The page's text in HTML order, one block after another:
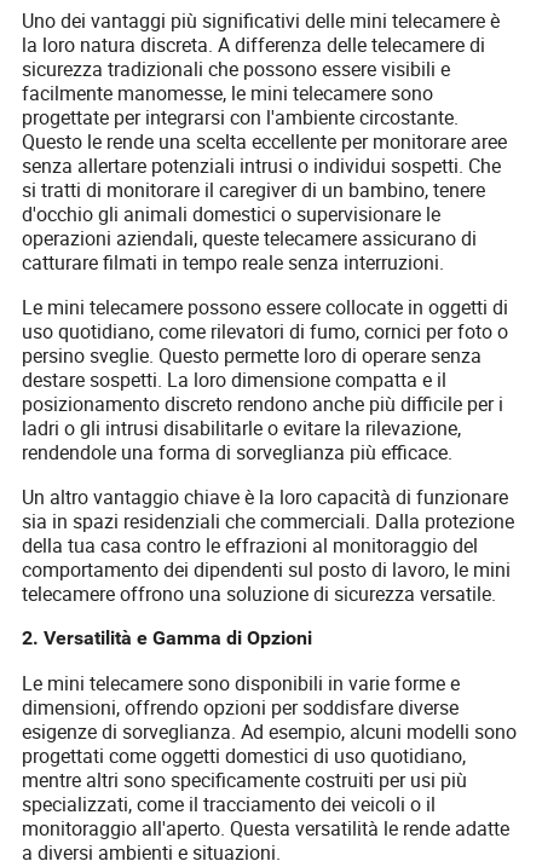
Uno dei vantaggi più significativi delle mini telecamere è
la loro natura discreta. A differenza delle telecamere di
sicurezza tradizionali che possono essere visibili e
facilmente manomesse, le mini telecamere sono
progettate per integrarsi con l'ambiente circostante.
Questo le rende una scelta eccellente per monitorare aree
senza allertare potenziali intrusi o individui sospetti. Che
si tratti di monitorare il caregiver di un bambino, tenere
d'occhio gli animali domestici o supervisionare le
operazioni aziendali, queste telecamere assicurano di
catturare filmati in tempo reale senza interruzioni.
Le mini telecamere possono essere collocate in oggetti di
uso quotidiano, come rilevatori di fumo, cornici per foto o
persino sveglie. Questo permette loro di operare senza
destare sospetti. La loro dimensione compatta e il
posizionamento discreto rendono anche più difficile per i
ladri o gli intrusi disabilitarle o evitare la rilevazione,
rendendole una forma di sorveglianza più efficace.
Un altro vantaggio chiave è la loro capacità di funzionare
sia in spazi residenziali che commerciali. Dalla protezione
della tua casa contro le effrazioni al monitoraggio del
comportamento dei dipendenti sul posto di lavoro, le mini
telecamere offrono una soluzione di sicurezza versatile.
2. Versatilità e Gamma di Opzioni
Le mini telecamere sono disponibili in varie forme e
dimensioni, offrendo opzioni per soddisfare diverse
esigenze di sorveglianza. Ad esempio, alcuni modelli sono
progettati come oggetti domestici di uso quotidiano,
mentre altri sono specificamente costruiti per usi più
specializzati, come il tracciamento dei veicoli o il
monitoraggio all'aperto. Questa versatilità le rende adatte
a diversi ambienti e situazioni.